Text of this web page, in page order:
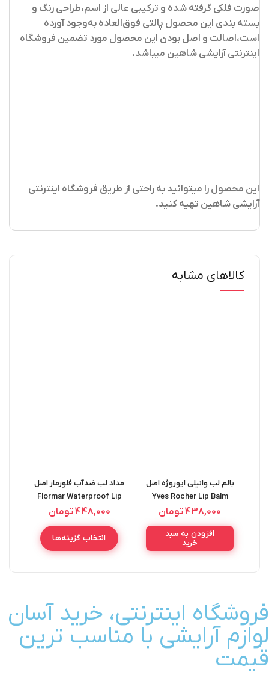
صورت فلکی گرفته شده و ترکیبی عالی از اسم،طراحی رنگ و
بسته بندی این محصول پالتی فوق‌العاده به‌وجود آورده
است،اصالت و اصل بودن این محصول مورد تضمین فروشگاه
اینترنتی آرایشی شاهین میباشد.
این محصول را میتوانید به راحتی از طریق فروشگاه اینترنتی
آرایشی شاهین تهیه کنید.
کالاهای مشابه
بالم لب وانیلی ایوروژه اصل
Yves Rocher Lip Balm
Vanille 4.8g
438,000تومان
افزودن به سبد
خرید
برند
رنگبندی
افزودن به سبد خرید
مداد لب ضدآب فلورمار اصل
Flormar Waterproof Lip
Liner 1.14G
448,000تومان
انتخاب گزینه‌ها
فروشگاه اینترنتی، خرید آسان
لوازم آرایشی با مناسب ترین
قیمت